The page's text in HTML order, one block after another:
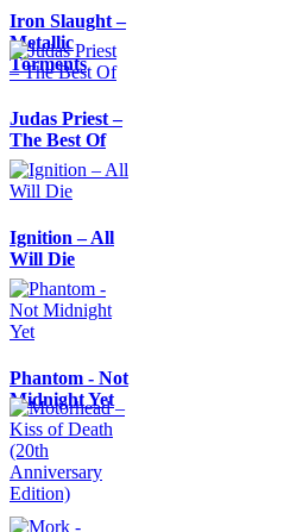
Iron Slaught –
Metallic
Torments
Judas Priest –
The Best Of
Ignition – All
Will Die
Phantom - Not
Midnight Yet